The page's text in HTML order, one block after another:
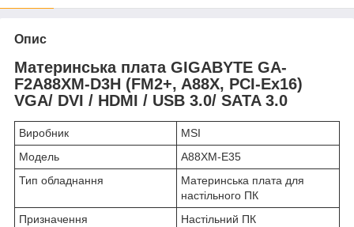
Опис
Материнська плата GIGABYTE GA-
F2A88XM-D3H (FM2+, A88X, PCI-Ex16)
VGA/ DVI / HDMI / USB 3.0/ SATA 3.0
Виробник
MSI
Модель
A88XM-E35
Тип обладнання
Материнська плата для
настільного ПК
Призначення
Настільний ПК